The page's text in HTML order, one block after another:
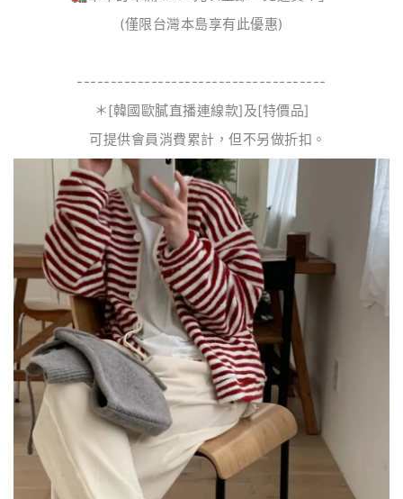
(僅限台灣本島享有此優惠)
-------------------------------------
＊[韓國歐膩直播連線款]及[特價品]
可提供會員消費累計，但不另做折扣。